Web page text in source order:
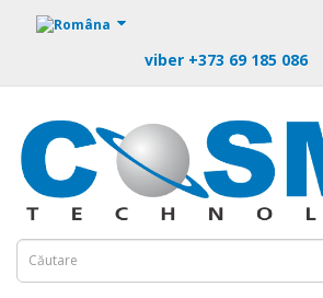
https://m9.by
viber +373 69 185 086